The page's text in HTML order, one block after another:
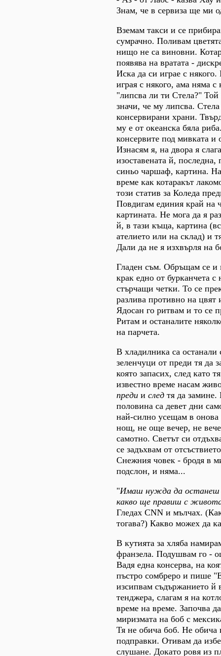
Знам, че в сервиза ще ми
Вземам такси и се
сумрачно. Поливам
нищо не са виновни.
появява на вратата -
Иска да си играе с
играя с някого, ама няма с
"липсва ли ти Стела?" Той
значи, че му липсва.
консервирани храни.
му е от океанска бяла
консервите под мивката и
Изнасям я, на двора я
изоставената й, последна,
синьо чаршаф, картина.
време как котаракът
този статив за Коледа
Повдигам единия край на
картината. Не мога да я
й, в тази къща, картина
ателието или на склад) и
Дали да не я изхвърля на
Гладен съм. Обръщам се и
крак едно от бурканчета с
стърчащи четки. То се
разлива противно на
Ядосан го ритвам и то се
Ритам и останалите
на парчета.
В хладилника са останали
зеленчуци от преди тя да
която запасих, след като
известно време насам
преди и след тя да замине.
половина са девет дни
най-силно усещам в
нощ, не още вечер, не
самотно. Светът си
се задъхвам от
Снежния човек - бродя в
подслон, и няма...
"Имаш нужда да
какво ще правиш с
Гледах CNN и мълчах.
тогава?) Какво можех да
В кутията за хляба
франзела. Подушвам го -
Вадя една консерва, на
пъстро сомбреро и пише
изсипвам съдържанието й
тенджера, слагам я на
време на време. Започва
миризмата на боб с
Тя не обича боб. Не обича
подправки. Отивам да
слушане. Докато ровя из